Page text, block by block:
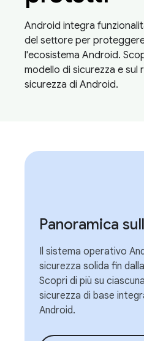
Android integra
del settore per
l'ecosistema Android.
modello di sicurezza e
sicurezza di Android.
Panoramica
Il sistema operativo
sicurezza solida fin
Scopri di più su
sicurezza di base
Android.